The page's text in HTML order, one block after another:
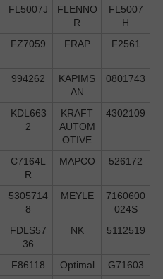
FL5007J
FLENNO
R
FL5007
H
FZ7059 FRAP F2561
994262
KAPIMS
AN
0801743
KDL663
2
KRAFT
AUTOM
OTIVE
4302109
C7164L
R
MAPCO 526172
5305714
8
MEYLE
7160600
024S
FDLS57
36
NK 5112519
F86118 Optimal
G71603